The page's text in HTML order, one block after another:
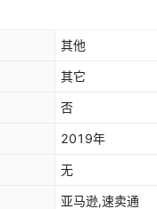
其他
其它
否
2019年
无
亚马逊,速卖通